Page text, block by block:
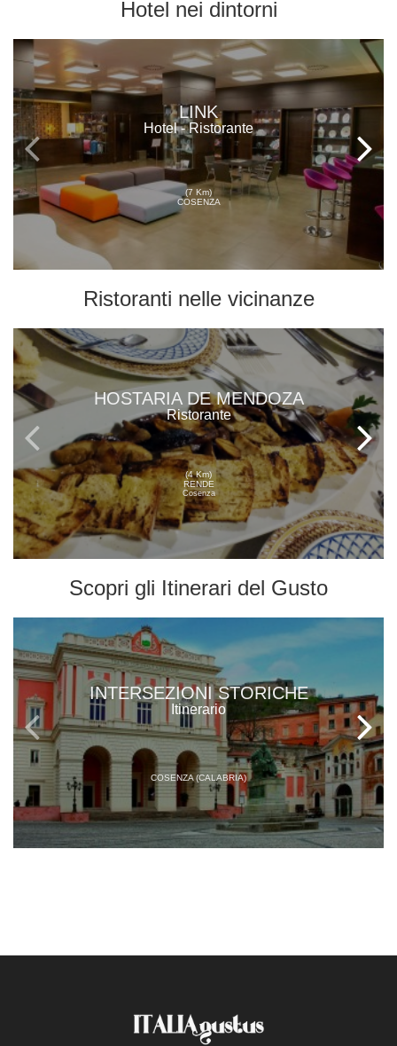
Hotel nei dintorni
LINK
Hotel - Ristorante
(7 Km)
COSENZA
Ristoranti nelle vicinanze
HOSTARIA DE MENDOZA
Ristorante
(4 Km)
RENDE
Cosenza
Scopri gli Itinerari del Gusto
INTERSEZIONI STORICHE
Itinerario
COSENZA (CALABRIA)